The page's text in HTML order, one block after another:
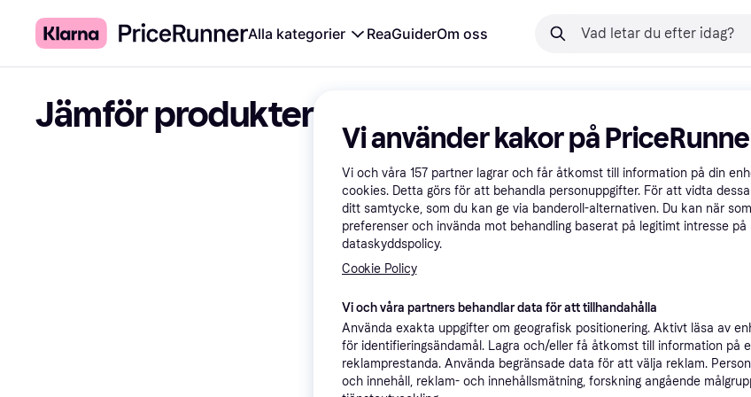
Alla kategorier ReaGuiderOm oss
Jämför produkter
Vi använder kakor på
Vi och våra 157 partner lagrar och får åtkomst till information på din
cookies. Detta görs för att behandla personuppgifter. För att vidta
ditt samtycke, som du kan ge via banderoll-alternativen. Du kan när
preferenser och invända mot behandling baserat på legitimt intresse på
dataskyddspolicy.
Cookie Policy
Vi och våra partners behandlar data för att tillhandahålla
Använda exakta uppgifter om geografisk positionering. Aktivt läsa av
för identifieringsändamål. Lagra och/eller få åtkomst till information på
reklamprestanda. Använda begränsade data för att välja reklam.
och innehåll, reklam- och innehållsmätning, forskning angående